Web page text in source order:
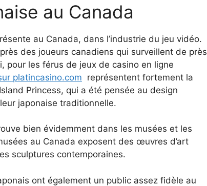
au Canada
au Canada, dans l’industrie du jeu vidéo.
des joueurs canadiens qui surveillent de près
pour les férus de jeux de casino en ligne
platincasino.com représentent fortement la
Princess, qui a été pensée au design
japonaise traditionnelle.
bien évidemment dans les musées et les
au Canada exposent des œuvres d’art
sculptures contemporaines.
ont également un public assez fidèle au